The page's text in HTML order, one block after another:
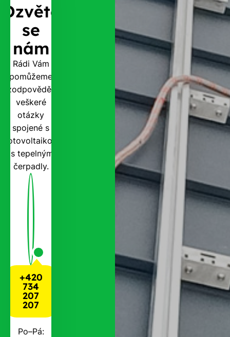
Ozvěte
se
nám
Rádi Vám
pomůžeme
zodpovědět
veškeré
otázky
spojené s
fotovoltaikou
i s tepelnými
čerpadly.
+420
734
207
207
Po–Pá: